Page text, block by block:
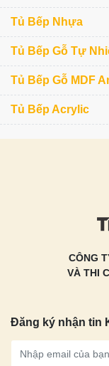
Tủ Bếp Nhựa
Tủ Bếp Gỗ Tự
Tủ Bếp Gỗ MDF
Tủ Bếp Acrylic
CÔNG
VÀ THI
Đăng ký nhận tin